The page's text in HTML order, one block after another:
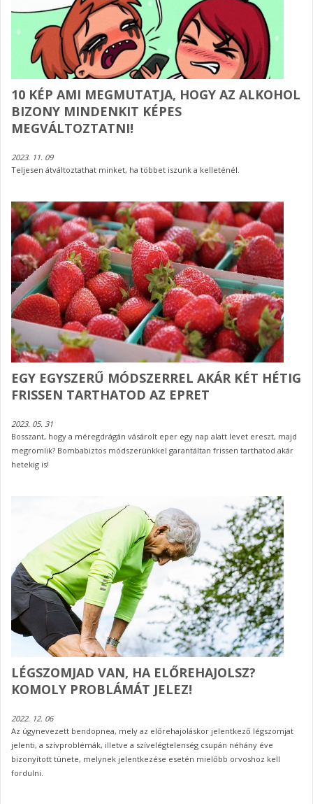
10 KÉP AMI MEGMUTATJA, HOGY AZ ALKOHOL
BIZONY MINDENKIT KÉPES
MEGVÁLTOZTATNI!
2023. 11. 09
Teljesen átváltoztathat minket, ha többet iszunk a kelleténél.
EGY EGYSZERŰ MÓDSZERREL AKÁR KÉT HÉTIG
FRISSEN TARTHATOD AZ EPRET
2023. 05. 31
Bosszant, hogy a méregdrágán vásárolt eper egy nap alatt levet ereszt, majd
megromlik? Bombabiztos módszerünkkel garantáltan frissen tarthatod akár
hetekig is!
LÉGSZOMJAD VAN, HA ELŐREHAJOLSZ?
KOMOLY PROBLÁMÁT JELEZ!
2022. 12. 06
Az úgynevezett bendopnea, mely az előrehajoláskor jelentkező légszomjat
jelenti, a szívproblémák, illetve a szívelégtelenség csupán néhány éve
bizonyított tünete, melynek jelentkezése esetén mielőbb orvoshoz kell
fordulni.